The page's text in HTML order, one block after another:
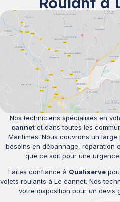
Nos techniciens spécialisés en
cannet et dans toutes les
Maritimes. Nous couvrons un
besoins en dépannage, réparation
que ce soit pour une
Faites confiance à Qualiserve
volets roulants à Le cannet. Nos
votre disposition pour un devis